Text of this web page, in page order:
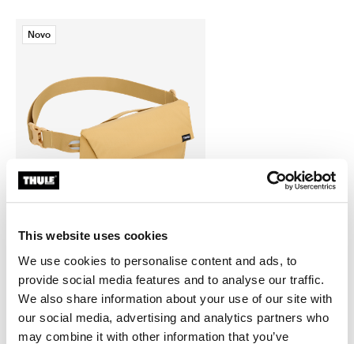
This website uses cookies
We use cookies to personalise content and ads, to
provide social media features and to analyse our traffic.
We also share information about your use of our site with
our social media, advertising and analytics partners who
may combine it with other information that you’ve
Novo
Thule EnRoute
bolsa tiracolo 2L amarelo pálido
R$ 499,00